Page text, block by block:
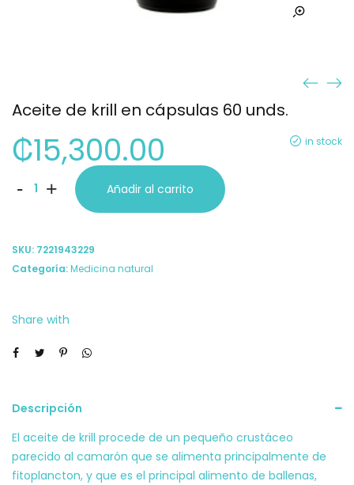
Aceite de krill en cápsulas 60 unds.
in stock
₡15,300.00
-
en
60
+ Añadir al carrito
SKU: 7221943229
Categoría:Medicina natural
Share with
Descripción
El aceite de krill procede de un pequeño crustáceo
parecido al camarón que se alimenta principalmente de
fitoplancton, y que es el principal alimento de ballenas,